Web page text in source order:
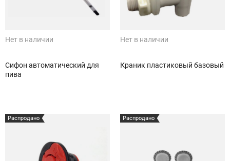
Нет в наличии
Сифон автоматический для
пива
Нет в наличии
Краник пластиковый базовый
Распродано Распродано